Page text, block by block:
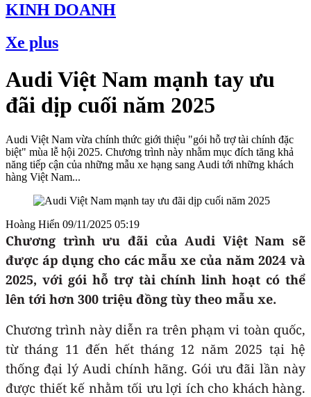
KINH DOANH
Xe plus
Audi Việt Nam mạnh tay ưu
đãi dịp cuối năm 2025
Audi Việt Nam vừa chính thức giới thiệu "gói hỗ trợ tài chính đặc
biệt" mùa lễ hội 2025. Chương trình này nhằm mục đích tăng khả
năng tiếp cận của những mẫu xe hạng sang Audi tới những khách
hàng Việt Nam...
Hoàng Hiển 09/11/2025 05:19
Chương trình ưu đãi của Audi Việt Nam sẽ
được áp dụng cho các mẫu xe của năm 2024 và
2025, với gói hỗ trợ tài chính linh hoạt có thể
lên tới hơn 300 triệu đồng tùy theo mẫu xe.
Chương trình này diễn ra trên phạm vi toàn quốc,
từ tháng 11 đến hết tháng 12 năm 2025 tại hệ
thống đại lý Audi chính hãng. Gói ưu đãi lần này
được thiết kế nhằm tối ưu lợi ích cho khách hàng.